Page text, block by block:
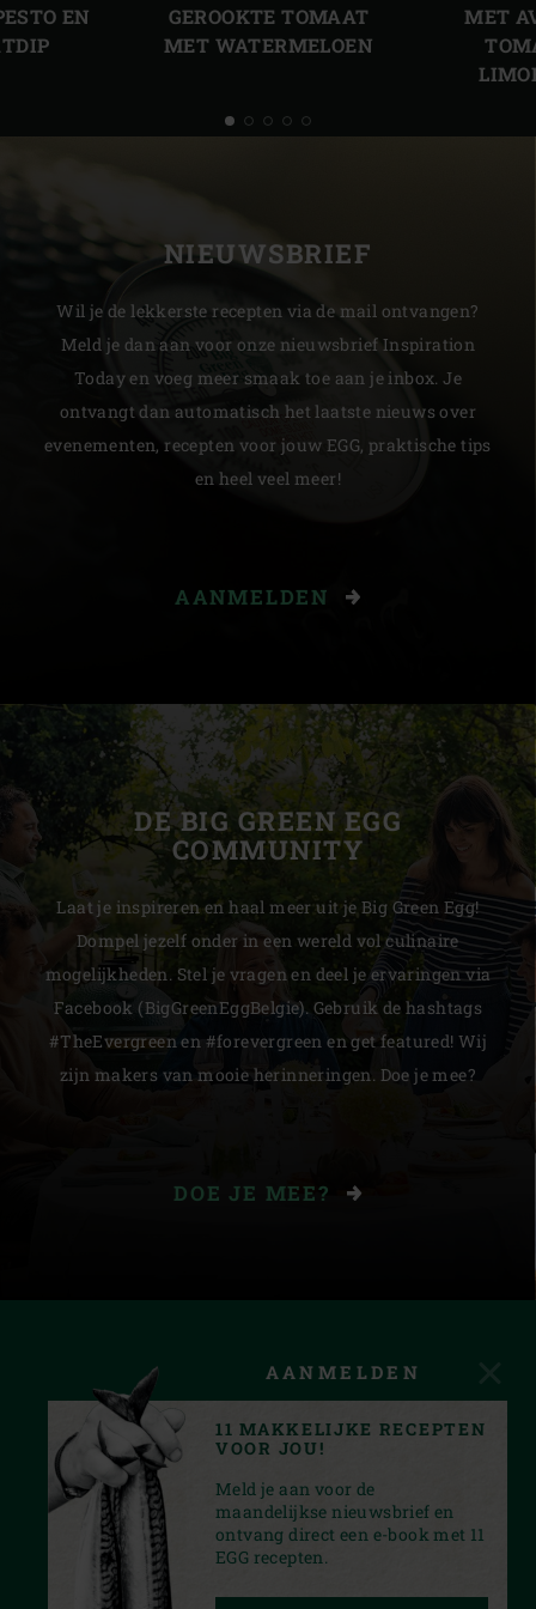
EN
GEROOKTE TOMAAT
MET WATERMELOEN
MET
NIEUWSBRIEF
Wil je de lekkerste recepten via de mail ontvangen?
Meld je dan aan voor onze nieuwsbrief Inspiration
Today en voeg meer smaak toe aan je inbox. Je
ontvangt dan automatisch het laatste nieuws over
evenementen, recepten voor jouw EGG, praktische tips
en heel veel meer!
AANMELDEN
DE BIG GREEN EGG
COMMUNITY
Laat je inspireren en haal meer uit je Big Green Egg!
Dompel jezelf onder in een wereld vol culinaire
mogelijkheden. Stel je vragen en deel je ervaringen via
Facebook (BigGreenEggBelgie). Gebruik de hashtags
#TheEvergreen en #forevergreen en get featured! Wij
zijn makers van mooie herinneringen. Doe je mee?
DOE JE MEE?
AANMELDEN
11 MAKKELIJKE RECEPTEN
VOOR JOU!
Meld je aan voor de
maandelijkse nieuwsbrief en
ontvang direct een e-book met 11
EGG recepten.